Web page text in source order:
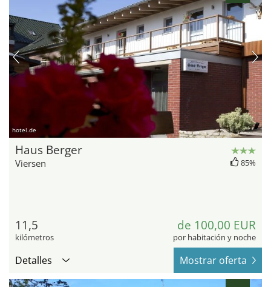
hotel.de
Haus Berger
Viersen 85%
11,5
kilómetros
de 100,00 EUR
por habitación y noche
Detalles Mostrar oferta